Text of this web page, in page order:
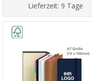
Lieferzeit: 9 Tage